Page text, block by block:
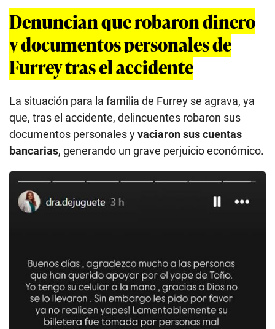
Denuncian que robaron dinero
y documentos personales de
Furrey tras el accidente
La situación para la familia de Furrey se agrava, ya
que, tras el accidente, delincuentes robaron sus
documentos personales yvaciaron sus cuentas
bancarias, generando un grave perjuicio económico.